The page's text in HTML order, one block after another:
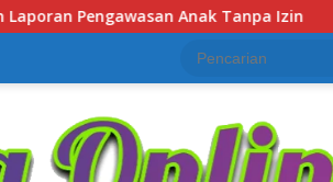
Polsek Lubuk Baja Amankan